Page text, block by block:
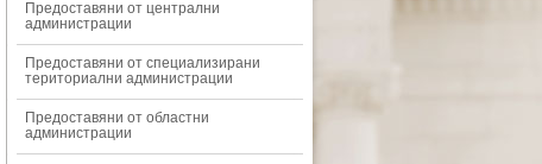
Предоставяни от централни
администрации
Предоставяни от специализирани
териториални администрации
Предоставяни от областни
администрации